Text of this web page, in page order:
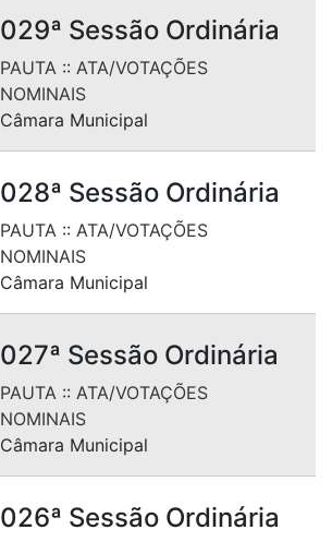
029ª Sessão Ordinária
PAUTA :: ATA/VOTAÇÕES
NOMINAIS
Câmara Municipal
028ª Sessão Ordinária
PAUTA :: ATA/VOTAÇÕES
NOMINAIS
Câmara Municipal
027ª Sessão Ordinária
PAUTA :: ATA/VOTAÇÕES
NOMINAIS
Câmara Municipal
026ª Sessão Ordinária